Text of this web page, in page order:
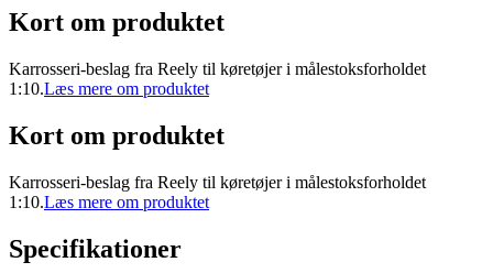
Kort om produktet
Karrosseri-beslag fra Reely til køretøjer i målestoksforholdet
1:10.Læs mere om produktet
Kort om produktet
Karrosseri-beslag fra Reely til køretøjer i målestoksforholdet
1:10.Læs mere om produktet
Specifikationer